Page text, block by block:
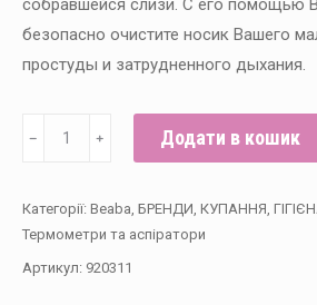
собравшейся слизи. С его помощью
безопасно очистите носик Вашего
простуды и затрудненного дыхания.
Аспіратор
-
мінерал
кількість
﹣ ﹢ Додати в кошик
Категорії: Beaba, БРЕНДИ, КУПАННЯ,
Термометри та аспіратори
Артикул: 920311